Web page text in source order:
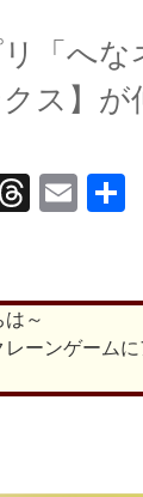
「へな
クス】が
LineThreads
Email
は～
レーンゲーム